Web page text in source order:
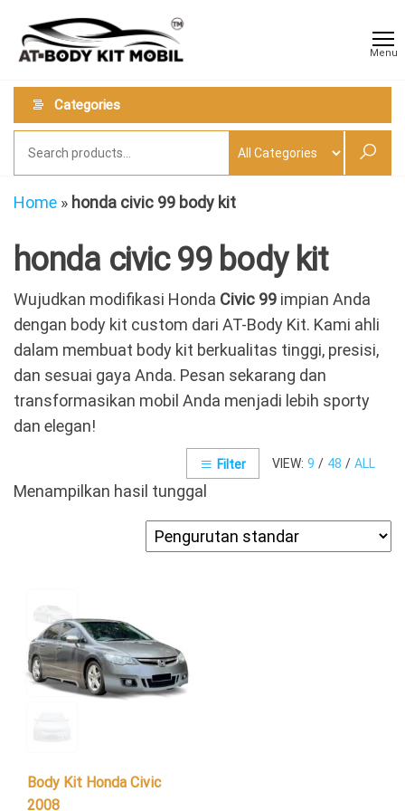
the
content
Kit
Mobil
Menu
Categories
Home » honda civic 99 body kit
honda civic 99 body kit
Wujudkan modifikasi Honda Civic 99 impian Anda
dengan body kit custom dari AT-Body Kit. Kami ahli
dalam membuat body kit berkualitas tinggi, presisi,
dan sesuai gaya Anda. Pesan sekarang dan
transformasikan mobil Anda menjadi lebih sporty
dan elegan!
VIEW: 9 / 48 / ALL
Filter
Menampilkan hasil tunggal
Body Kit Honda Civic
2008